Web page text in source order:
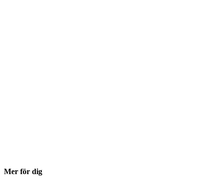
Mer för dig